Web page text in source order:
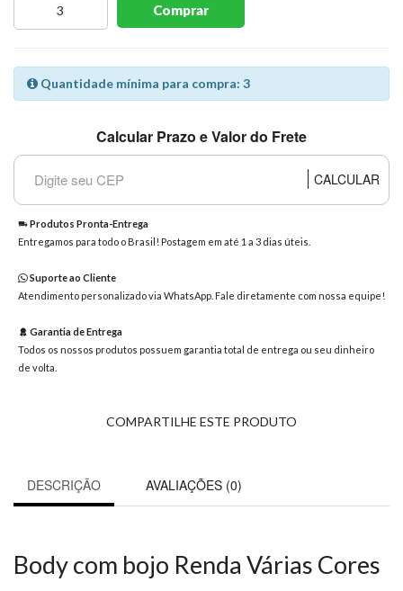
Chat
WhatsApp
nos uma
mensagem
Comprar
Quantidade mínima para compra: 3
Calcular Prazo e Valor do Frete
CALCULAR
Produtos Pronta-Entrega
Entregamos para todo o Brasil! Postagem em até 1 a 3 dias úteis.
Suporte ao Cliente
Atendimento personalizado via WhatsApp. Fale diretamente com nossa equipe!
Garantia de Entrega
Todos os nossos produtos possuem garantia total de entrega ou seu dinheiro
de volta.
COMPARTILHE ESTE PRODUTO
DESCRIÇÃO AVALIAÇÕES (0)
Body com bojo Renda Várias Cores